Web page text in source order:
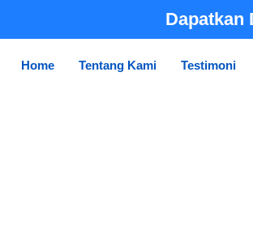
Dapatkan
Home Tentang Kami Testimoni